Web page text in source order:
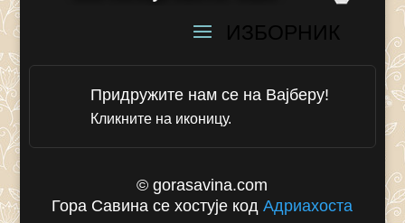
Придружите нам се на Вајберу!
Кликните на иконицу.
© gorasavina.com
Гора Савина се хостује кодАдриахоста